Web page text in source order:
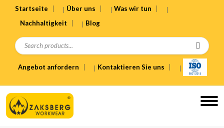
Startseite Über uns
Was wir tun
Nachhaltigkeit
Blog
Angebot anfordern Kontaktieren Sie uns